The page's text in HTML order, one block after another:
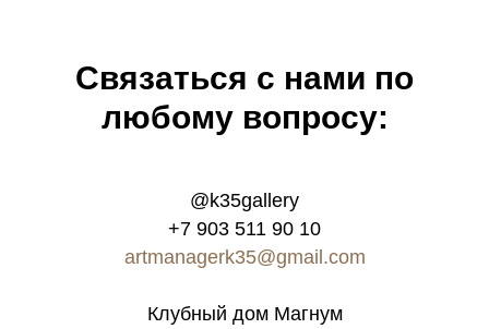
Связатьcя с нами по
любому вопросу:
@k35gallery
+7 903 511 90 10
artmanagerk35@gmail.com
Клубный дом Магнум